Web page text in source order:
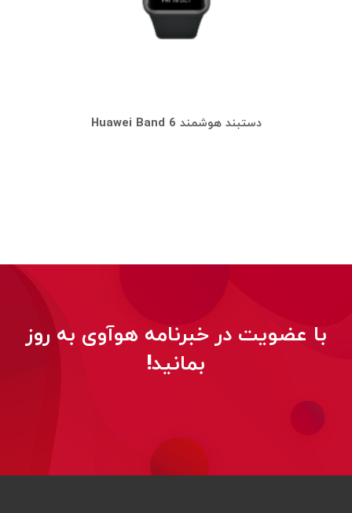
دستبند هوشمند Huawei Band 6
با عضویت در خبرنامه هوآوی به روز
بمانید!